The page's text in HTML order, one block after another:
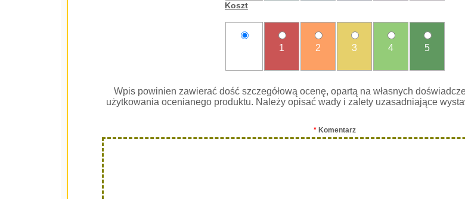
Koszt
1 2 3 4 5
Wpis powinien zawierać dość szczegółową ocenę, opartą na własnych
użytkowania ocenianego produktu. Należy opisać wady i zalety uzasadniające
* Komentarz